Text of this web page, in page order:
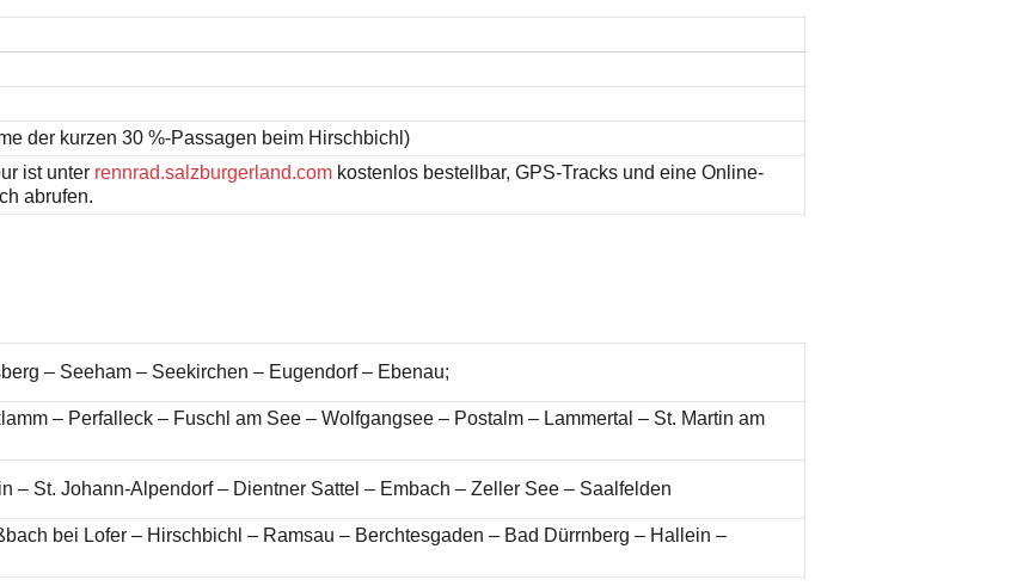
der kurzen 30 %-Passagen beim Hirschbichl)
ist unter rennrad.salzburgerland.com kostenlos bestellbar, GPS-Tracks und eine Online-
abrufen.
– Seeham – Seekirchen – Eugendorf – Ebenau;
– Perfalleck – Fuschl am See – Wolfgangsee – Postalm – Lammertal – St. Martin am
– St. Johann-Alpendorf – Dientner Sattel – Embach – Zeller See – Saalfelden
bei Lofer – Hirschbichl – Ramsau – Berchtesgaden – Bad Dürrnberg – Hallein –